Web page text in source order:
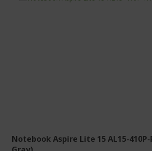
Notebook Aspire Lite 15 AL15-410P-